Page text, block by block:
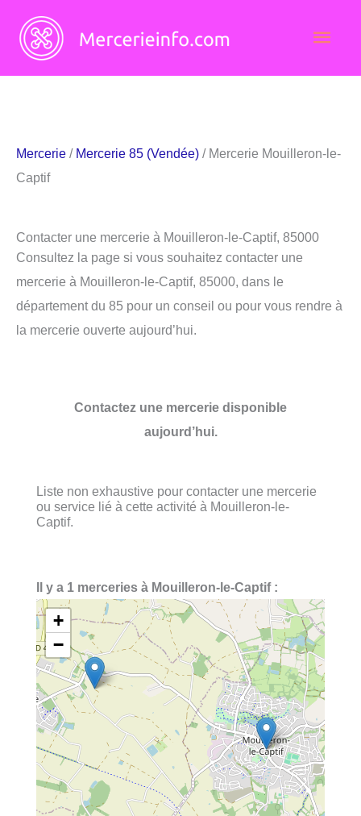
contenu
Mercerie / Mercerie 85 (Vendée) / Mercerie Mouilleron-le-
Captif
Contacter une mercerie à Mouilleron-le-Captif, 85000
Consultez la page si vous souhaitez contacter une
mercerie à Mouilleron-le-Captif, 85000, dans le
département du 85 pour un conseil ou pour vous rendre à
la mercerie ouverte aujourd’hui.
Contactez une mercerie disponible
aujourd’hui.
Liste non exhaustive pour contacter une mercerie
ou service lié à cette activité à Mouilleron-le-
Captif.
Il y a 1 merceries à Mouilleron-le-Captif :
+
−